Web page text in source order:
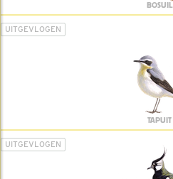
BOSUIL
UITGEVLOGEN
TAPUIT
UITGEVLOGEN